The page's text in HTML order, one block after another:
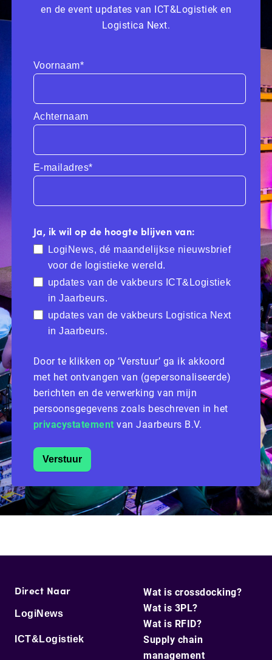
en de event updates van ICT&Logistiek en
Logistica Next.
Voornaam*
Achternaam
E-mailadres*
Ja, ik wil op de hoogte blijven van:
LogiNews, dé maandelijkse nieuwsbrief
voor de logistieke wereld.
updates van de vakbeurs ICT&Logistiek
in Jaarbeurs.
updates van de vakbeurs Logistica Next
in Jaarbeurs.
Door te klikken op ‘Verstuur’ ga ik akkoord
met het ontvangen van (gepersonaliseerde)
berichten en de verwerking van mijn
persoonsgegevens zoals beschreven in het
privacystatementvan Jaarbeurs B.V.
Verstuur
Direct Naar
LogiNews
ICT&Logistiek
Wat is crossdocking?
Wat is 3PL?
Wat is RFID?
Supply chain
management